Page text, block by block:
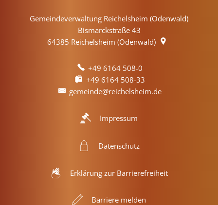
Gemeindeverwaltung Reichelsheim (Odenwald)
Bismarckstraße 43
64385 Reichelsheim (Odenwald)
+49 6164 508-0
+49 6164 508-33
gemeinde@reichelsheim.de
Impressum
Datenschutz
Erklärung zur Barrierefreiheit
Barriere melden